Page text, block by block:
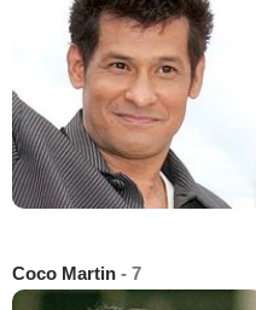
Coco Martin - 7